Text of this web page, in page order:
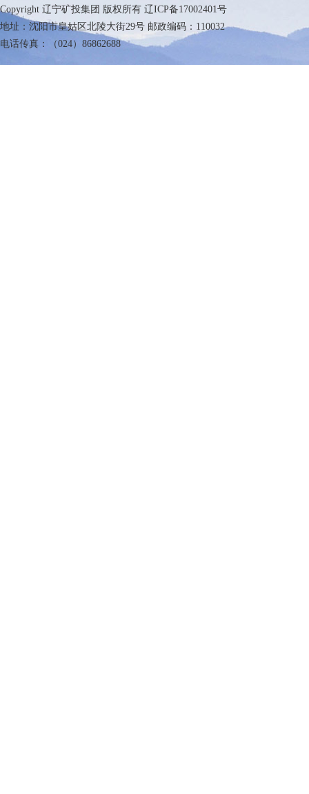
Copyright 辽宁矿投集团 版权所有 辽ICP备17002401号
地址：沈阳市皇姑区北陵大街29号 邮政编码：110032
电话传真：（024）86862688